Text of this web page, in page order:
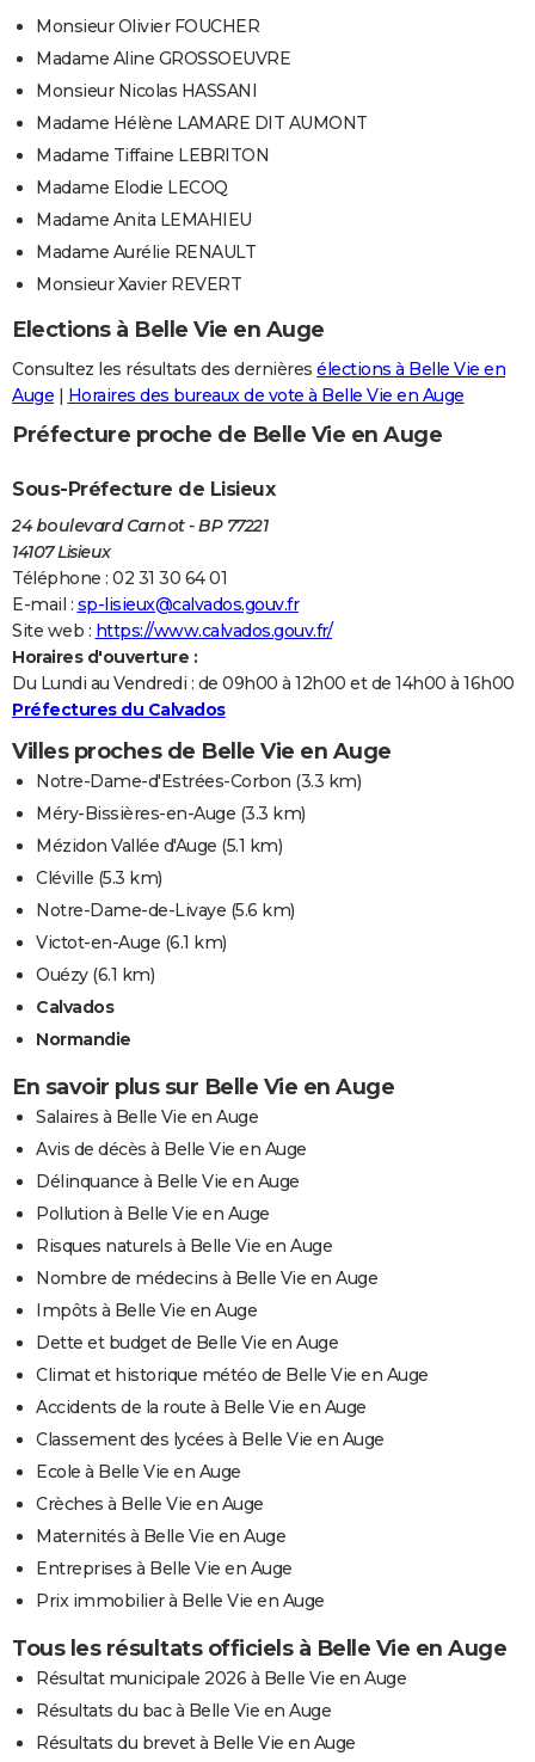
Monsieur Olivier FOUCHER
Madame Aline GROSSOEUVRE
Monsieur Nicolas HASSANI
Madame Hélène LAMARE DIT AUMONT
Madame Tiffaine LEBRITON
Madame Elodie LECOQ
Madame Anita LEMAHIEU
Madame Aurélie RENAULT
Monsieur Xavier REVERT
Elections à Belle Vie en Auge
Consultez les résultats des dernières élections à Belle Vie en
Auge | Horaires des bureaux de vote à Belle Vie en Auge
Préfecture proche de Belle Vie en Auge
Sous-Préfecture de Lisieux
24 boulevard Carnot - BP 77221
14107 Lisieux
Téléphone : 02 31 30 64 01
E-mail : sp-lisieux@calvados.gouv.fr
Site web : https://www.calvados.gouv.fr/
Horaires d'ouverture :
Du Lundi au Vendredi : de 09h00 à 12h00 et de 14h00 à 16h00
Préfectures du Calvados
Villes proches de Belle Vie en Auge
Notre-Dame-d'Estrées-Corbon (3.3 km)
Méry-Bissières-en-Auge (3.3 km)
Mézidon Vallée d'Auge (5.1 km)
Cléville (5.3 km)
Notre-Dame-de-Livaye (5.6 km)
Victot-en-Auge (6.1 km)
Ouézy(6.1 km)
Calvados
Normandie
En savoir plus sur Belle Vie en Auge
Salaires à Belle Vie en Auge
Avis de décès à Belle Vie en Auge
Délinquance à Belle Vie en Auge
Pollution à Belle Vie en Auge
Risques naturels à Belle Vie en Auge
Nombre de médecins à Belle Vie en Auge
Impôts à Belle Vie en Auge
Dette et budget de Belle Vie en Auge
Climat et historique météo de Belle Vie en Auge
Accidents de la route à Belle Vie en Auge
Classement des lycées à Belle Vie en Auge
Ecole à Belle Vie en Auge
Crèches à Belle Vie en Auge
Maternités à Belle Vie en Auge
Entreprises à Belle Vie en Auge
Prix immobilier à Belle Vie en Auge
Tous les résultats officiels à Belle Vie en Auge
Résultat municipale 2026 à Belle Vie en Auge
Résultats du bac à Belle Vie en Auge
Résultats du brevet à Belle Vie en Auge